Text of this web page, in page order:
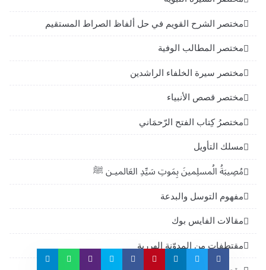
مختصر الشرح القويم في حل ألفاظ الصراط المستقيم
مختصر المطالب الوفية
مختصر سيرة الخلفاء الراشدين
مختصر قصص الأنبياء
مختصرُ كِتاب الفتح الرّحمَاني
مسلك التأويل
مُصِيبَةُ الُمسلِمينَ بِمَوتِ سَيِّدِ العَالميـن ﷺ
مفهوم التوسل والبدعة
مقالات الفايس بوك
مقتطفات من المدوّنة الهررية